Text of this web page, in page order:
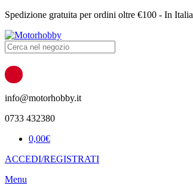
Spedizione gratuita per ordini oltre €100 - In Italia
Products
search
info@motorhobby.it
0733 432380
0,00€
ACCEDI/REGISTRATI
Menu